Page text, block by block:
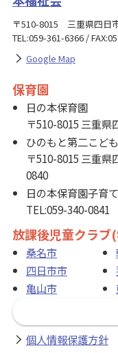
〒510-8015 三重県四日
TEL:059-361-6366 /
Google Map
保育園
日の本保育園
〒510-8015 三重県
ひのもと第二こど
〒510-8015 三重県
0840
日の本保育園子育
TEL:059-340-0841
放課後児童クラブ
桑名市
四日市市
亀山市
個人情報保護方針